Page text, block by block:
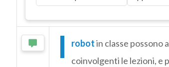
I robotin classe possono
coinvolgenti le lezioni, e